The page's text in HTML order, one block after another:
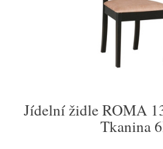
Jídelní židle ROMA
Tkanina